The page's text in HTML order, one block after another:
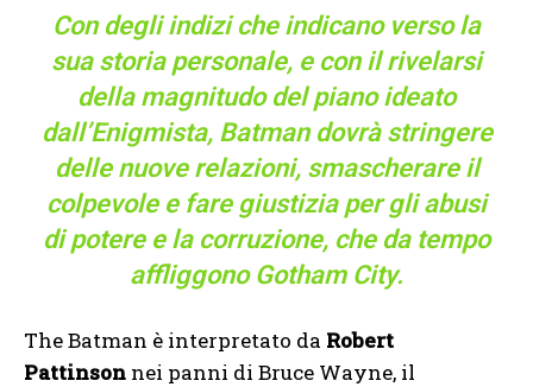
Con degli indizi che indicano verso la
sua storia personale, e con il rivelarsi
della magnitudo del piano ideato
dall’Enigmista, Batman dovrà stringere
delle nuove relazioni, smascherare il
colpevole e fare giustizia per gli abusi
di potere e la corruzione, che da tempo
affliggono Gotham City.
The Batman è interpretato da Robert
Pattinson nei panni di Bruce Wayne, il